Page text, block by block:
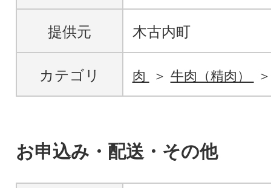
提供元 木古内町
カテゴリ 肉 牛肉（精肉）
お申込み・配送・その他